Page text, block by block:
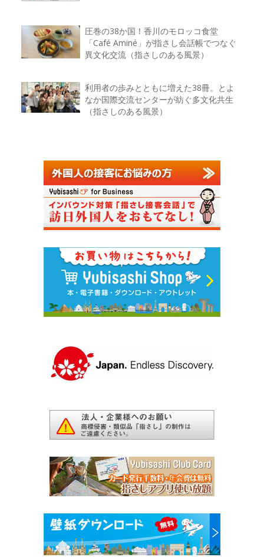
圧巻の38か国！香川のモロッコ食堂
「Café Aminé」が指さし会話帳でつなぐ
異文化交流（指さしのある風景）
利用者の歩みとともに増えた38冊。とよ
なか国際交流センターが紡ぐ多文化共生
（指さしのある風景）